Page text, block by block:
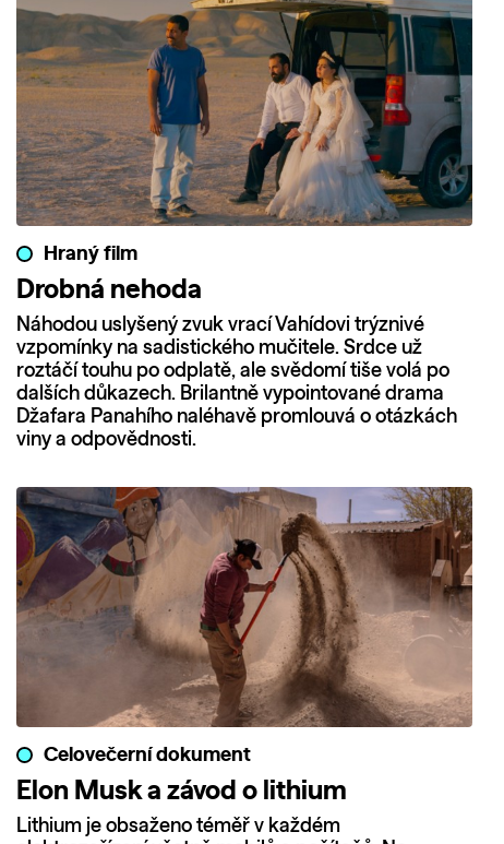
Hraný film
Drobná nehoda
Náhodou uslyšený zvuk vrací Vahídovi trýznivé
vzpomínky na sadistického mučitele. Srdce už
roztáčí touhu po odplatě, ale svědomí tiše volá po
dalších důkazech. Brilantně vypointované drama
Džafara Panahího naléhavě promlouvá o otázkách
viny a odpovědnosti.
Celovečerní dokument
Elon Musk a závod o lithium
Lithium je obsaženo téměř v každém